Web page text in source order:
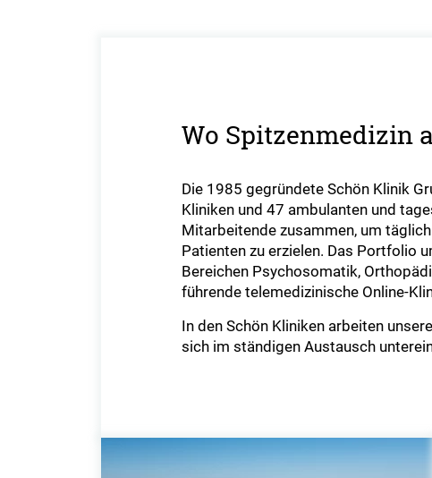
Wo Spitzenmedizin
Die 1985 gegründete Schön Klinik
Kliniken und 47 ambulanten und
Mitarbeitende zusammen, um
Patienten zu erzielen. Das Portfolio
Bereichen Psychosomatik,
führende telemedizinische Online-
In den Schön Kliniken arbeiten
sich im ständigen Austausch